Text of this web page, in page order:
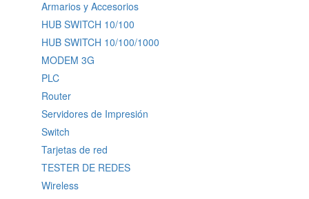
Armarios y Accesorios
HUB SWITCH 10/100
HUB SWITCH 10/100/1000
MODEM 3G
PLC
Router
Servidores de Impresión
Switch
Tarjetas de red
TESTER DE REDES
Wireless